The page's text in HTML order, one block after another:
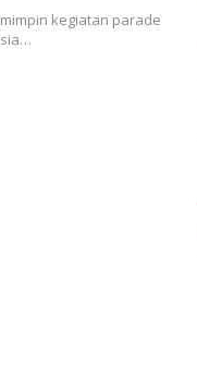
kegiatan parade